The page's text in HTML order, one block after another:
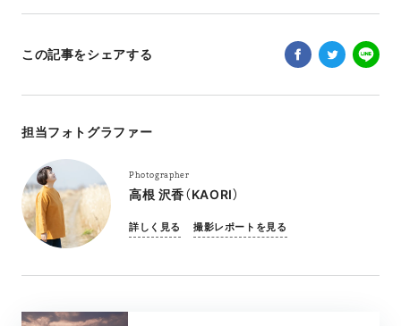
この記事をシェアする
担当フォトグラファー
Photographer
高根 沢香（KAORI）
詳しく見る 撮影レポートを見る